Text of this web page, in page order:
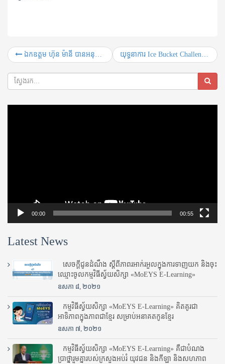
ឯកឧត្តម ហ៊ុន ម៉ានី បានអនុញ្ញាត ឱ្យប្រតិភូយុវជនកម្ពុជា ដែលត្រៀមខ្លួន ទៅចូលរួមកម្មវិធីសន្និសិទយុវជនគំរូអាស៊ាន (YMAC) នៅប្រទេសសឹង្ហបុរី អញ្ជើញចូលជួប សម្តែងការគួរសម យុទ្ធនាការ Ice Bucket Challenge
00:00 00:55
Latest News
សេចក្តីជូនដំណឹង ស្តី​ពីភាព​រអាក់រអួល​ក្នុងការ​ទាញ​យក និង​ចុះ​
ឈ្មោះ​ចូល​កម្មវិធី​ស្វ័យសិក្សា «MoEYS E-Learning»
ឧសភា ៨, ២០២១
កម្មវិធីស្វ័យសិក្សា «MoEYS E-Learning» គិតគូរជា
អាទិភាពក្នុងភាពជាខ្មែរ សម្រាប់អនាគតកូនខ្មែរ
ឧសភា ៧, ២០២១
កម្មវិធីស្វ័យសិក្សា «MoEYS E-Learning» គឺជាបំណង
ប្រាថ្នារួមគ្នារបស់ក្រសួងអប់រំ​ យុវជន និងកីឡា និងសហភាព